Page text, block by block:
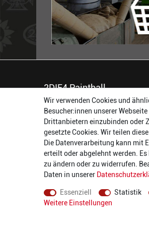
2DIE4 Paintball
56457 Westerburg
Reinhold-Ferger-Straße 26
order@2die4-sports.com
0 26 63/ 9 68 69 37
Wir verwenden Cookies und
Besucher:innen unserer
Drittanbietern einzubinden oder
gesetzte Cookies. Wir teilen
Die Datenverarbeitung kann mit
erteilt oder abgelehnt werden.
zu ändern oder zu widerrufen.
Daten in unserer
Essenziell Statistik
Weitere Einstellungen